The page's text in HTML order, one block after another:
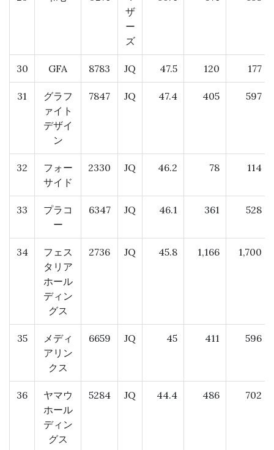
ザ
ー
ズ
30 GFA 8783 JQ 47.5 120 177
31
グラフ
ァイト
デザイ
ン
7847 JQ 47.4 405 597
32
フォー
サイド
2330 JQ 46.2 78 114
33
プラコ
ー
6347 JQ 46.1 361 528
34
フェス
タリア
ホール
ディン
グス
2736 JQ 45.8 1,166 1,700
35
メディ
アリン
クス
6659 JQ 45 411 596
36
ヤマウ
ホール
ディン
グス
5284 JQ 44.4 486 702